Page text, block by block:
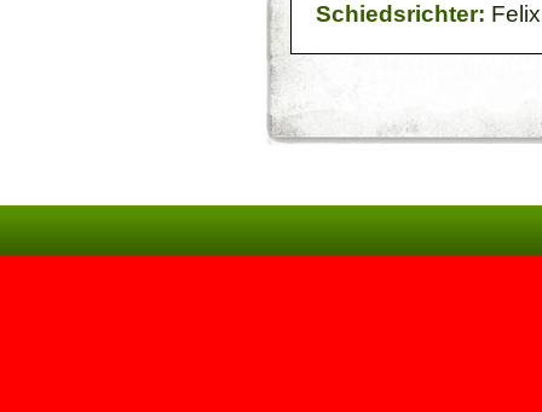
Schiedsrichter: